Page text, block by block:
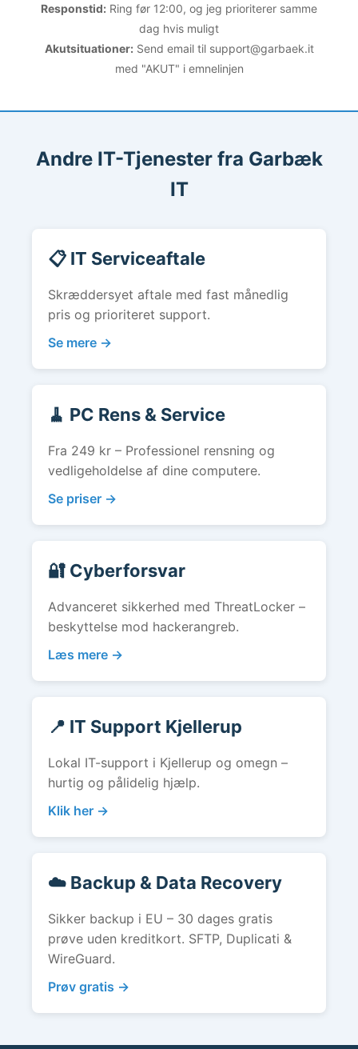
Responstid: Ring før 12:00, og jeg prioriterer samme
dag hvis muligt
Akutsituationer:Send email til support@garbaek.it
med "AKUT" i emnelinjen
Andre IT-Tjenester fra Garbæk
IT
📋 IT Serviceaftale
Skræddersyet aftale med fast månedlig
pris og prioriteret support.
Se mere →
🧹 PC Rens & Service
Fra 249 kr – Professionel rensning og
vedligeholdelse af dine computere.
Se priser →
🔐 Cyberforsvar
Advanceret sikkerhed med ThreatLocker –
beskyttelse mod hackerangreb.
Læs mere →
📍 IT Support Kjellerup
Lokal IT-support i Kjellerup og omegn –
hurtig og pålidelig hjælp.
Klik her →
☁️ Backup & Data Recovery
Sikker backup i EU – 30 dages gratis
prøve uden kreditkort. SFTP, Duplicati &
WireGuard.
Prøv gratis →